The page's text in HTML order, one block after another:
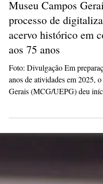
23 de set. de 2025
2 min de
Museu Campos
processo de
acervo histórico em
aos 75 anos
Foto: Divulgação Em